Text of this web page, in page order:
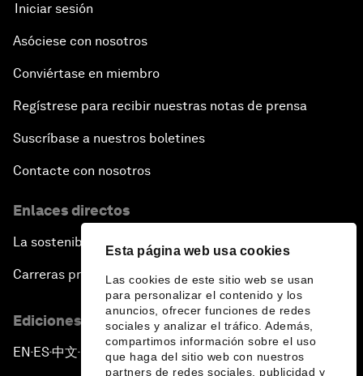
Esta página web usa cookies
Las cookies de este sitio web se usan
para personalizar el contenido y los
anuncios, ofrecer funciones de redes
sociales y analizar el tráfico. Además,
compartimos información sobre el uso
que haga del sitio web con nuestros
partners de redes sociales, publicidad y
Iniciar sesión
Asóciese con nosotros
Conviértase en miembro
Regístrese para recibir nuestras notas de prensa
Suscríbase a nuestros boletines
Contacte con nosotros
Enlaces directos
La sostenibilidad en el Foro
Carreras profesionales
Ediciones en otros idiomas
EN ▪ES▪中文▪ 日本語